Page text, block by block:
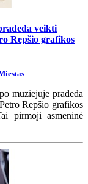
veikti
Repšio grafikos
muziejuje pradeda
Repšio grafikos
pirmoji asmeninė